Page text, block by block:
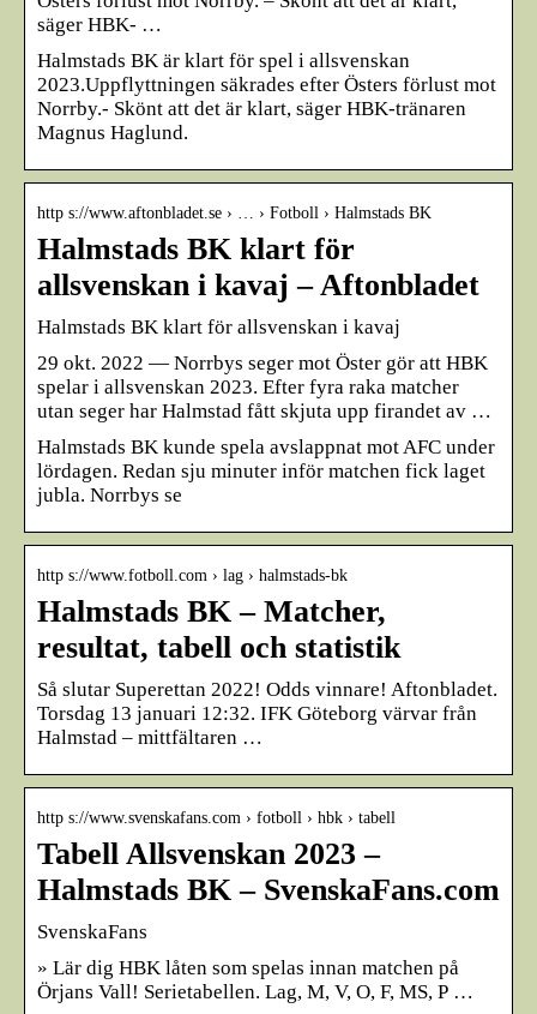
säger HBK- …
Halmstads BK är klart för spel i allsvenskan
2023.Uppflyttningen säkrades efter Östers förlust mot
Norrby.- Skönt att det är klart, säger HBK-tränaren
Magnus Haglund.
http s://www.aftonbladet.se › … › Fotboll › Halmstads BK
Halmstads BK klart för
allsvenskan i kavaj – Aftonbladet
Halmstads BK klart för allsvenskan i kavaj
29 okt. 2022 — Norrbys seger mot Öster gör att HBK
spelar i allsvenskan 2023. Efter fyra raka matcher
utan seger har Halmstad fått skjuta upp firandet av …
Halmstads BK kunde spela avslappnat mot AFC under
lördagen. Redan sju minuter inför matchen fick laget
jubla. Norrbys se
http s://www.fotboll.com › lag › halmstads-bk
Halmstads BK – Matcher,
resultat, tabell och statistik
Så slutar Superettan 2022! Odds vinnare! Aftonbladet.
Torsdag 13 januari 12:32. IFK Göteborg värvar från
Halmstad – mittfältaren …
http s://www.svenskafans.com › fotboll › hbk › tabell
Tabell Allsvenskan 2023 –
Halmstads BK – SvenskaFans.com
SvenskaFans
» Lär dig HBK låten som spelas innan matchen på
Örjans Vall! Serietabellen. Lag, M, V, O, F, MS, P …